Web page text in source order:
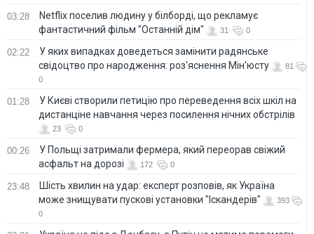
03:28
Netflix поселив людину у білборді, що рекламує
фантастичний фільм "Останній дім"
31 0
02:22
У яких випадках доведеться замінити радянське
свідоцтво про народження: роз'яснення Мін'юсту
81
0
01:28
У Києві створили петицію про переведення всіх шкіл на
дистанціне навчання через посилення нічних обстрілів
23 0
00:26
У Польщі затримали фермера, який переорав свіжий
асфальт на дорозі
172 0
23:48
Шість хвилин на удар: експерт розповів, як Україна
може знищувати пускові установки "Іскандерів"
393
0